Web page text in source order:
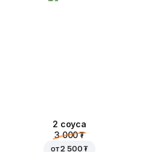
2 соуса
3 000 ₮
от2 500 ₮